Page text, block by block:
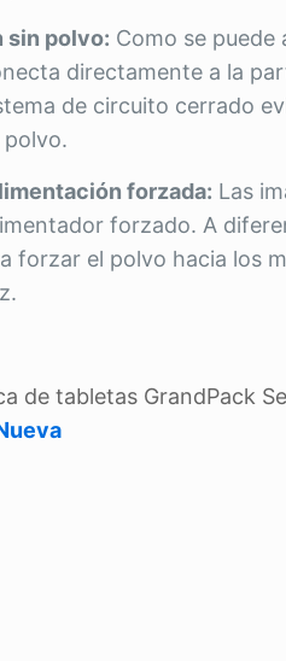
sin polvo: Como se puede
directamente a la
de circuito cerrado
polvo.
forzada: Las
forzado. A
forzar el polvo hacia los
de tabletas GrandPack